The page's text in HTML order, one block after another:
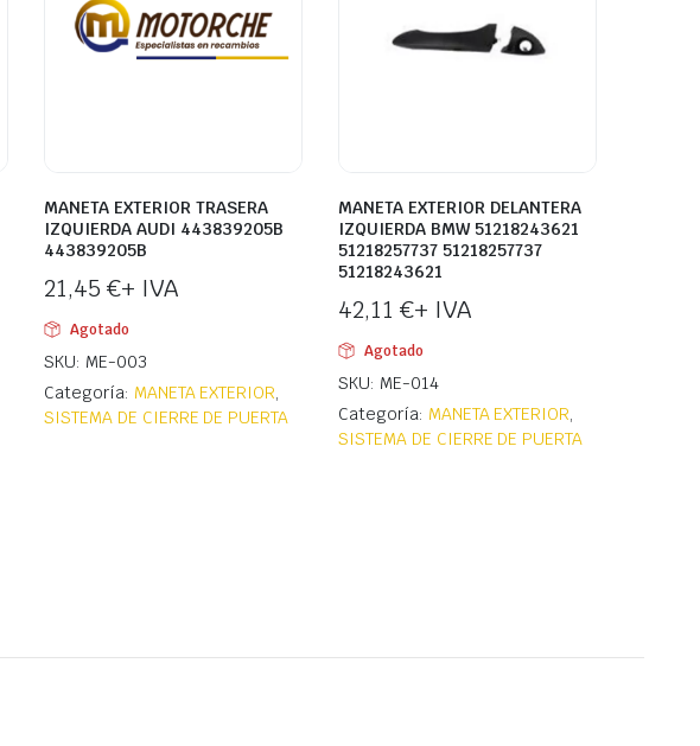
MANETA EXTERIOR TRASERA
IZQUIERDA AUDI 443839205B
443839205B
21,45 €+ IVA
Agotado
SKU: ME-003
Categoría: MANETA EXTERIOR,
SISTEMA DE CIERRE DE PUERTA
MANETA EXTERIOR DELANTERA
IZQUIERDA BMW 51218243621
51218257737 51218257737
51218243621
42,11 €+ IVA
Agotado
SKU: ME-014
Categoría: MANETA EXTERIOR,
SISTEMA DE CIERRE DE PUERTA